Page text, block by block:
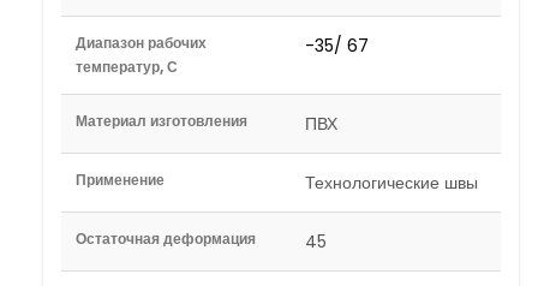
Диапазон рабочих
температур, С
-35/ 67
Материал изготовления ПВХ
Применение Технологические швы
Остаточная деформация 45